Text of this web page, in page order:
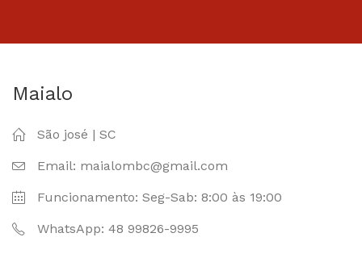
Maialo
São josé | SC
Email: maialombc@gmail.com
Funcionamento: Seg-Sab: 8:00 às 19:00
WhatsApp: 48 99826-9995